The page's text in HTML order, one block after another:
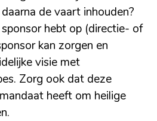
de vaart inhouden?
hebt op (directie- of
kan zorgen en
visie met
Zorg ook dat deze
heeft om heilige